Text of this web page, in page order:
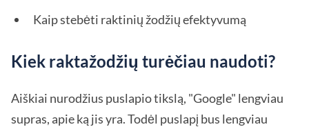
Kaip stebėti raktinių žodžių efektyvumą
Kiek raktažodžių turėčiau naudoti?
Aiškiai nurodžius puslapio tikslą, "Google" lengviau
supras, apie ką jis yra. Todėl puslapį bus lengviau